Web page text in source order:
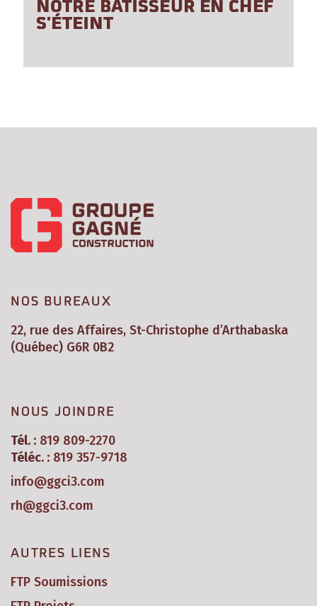
NOTRE BÂTISSEUR EN CHEF
S’ÉTEINT
NOS BUREAUX
22, rue des Affaires, St-Christophe d’Arthabaska
(Québec) G6R 0B2
NOUS JOINDRE
Tél. : 819 809-2270
Téléc. : 819 357-9718
info@ggci3.com
rh@ggci3.com
AUTRES LIENS
FTP Soumissions